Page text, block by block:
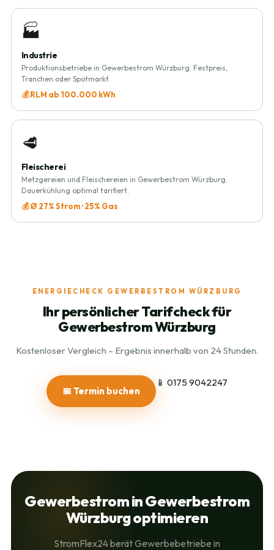
🏭
Industrie
Produktionsbetriebe in Gewerbestrom Würzburg. Festpreis,
Tranchen oder Spotmarkt.
💰 RLM ab 100.000 kWh
🥩
Fleischerei
Metzgereien und Fleischereien in Gewerbestrom Würzburg.
Dauerkühlung optimal tarifiert.
💰 Ø 27% Strom · 25% Gas
ENERGIECHECK GEWERBESTROM WÜRZBURG
Ihr persönlicher Tarifcheck für
Gewerbestrom Würzburg
Kostenloser Vergleich – Ergebnis innerhalb von 24 Stunden.
📅 Termin buchen
📱 0175 9042247
Gewerbestrom in Gewerbestrom
Würzburg optimieren
StromFlex24 berät Gewerbebetriebe in